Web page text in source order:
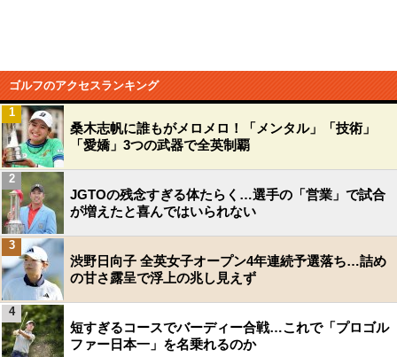
ゴルフのアクセスランキング
桑木志帆に誰もがメロメロ！「メンタル」「技術」
「愛嬌」3つの武器で全英制覇
1
JGTOの残念すぎる体たらく…選手の「営業」で試合
が増えたと喜んではいられない
2
渋野日向子 全英女子オープン4年連続予選落ち…詰め
の甘さ露呈で浮上の兆し見えず
3
短すぎるコースでバーディー合戦…これで「プロゴル
ファー日本一」を名乗れるのか
4